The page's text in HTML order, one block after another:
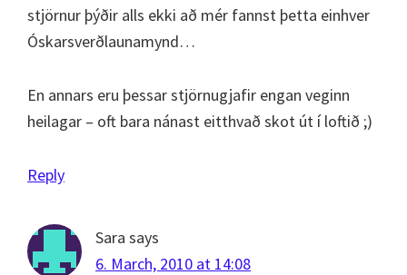
stjörnur þýðir alls ekki að mér fannst þetta einhver
Óskarsverðlaunamynd…
En annars eru þessar stjörnugjafir engan veginn
heilagar – oft bara nánast eitthvað skot út í loftið ;)
Reply
Sara says
6. March, 2010 at 14:08